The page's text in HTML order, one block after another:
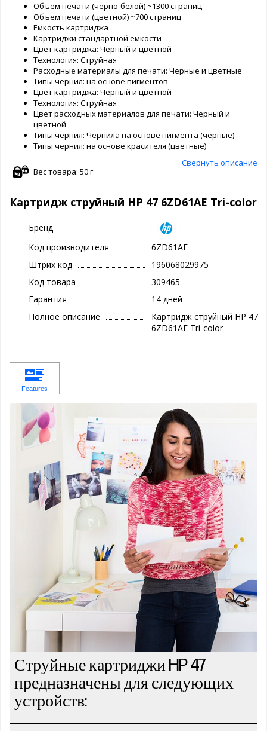
Объем печати (черно-белой) ~1300 страниц
Объем печати (цветной) ~700 страниц
Емкость картриджа
Картриджи стандартной емкости
Цвет картриджа: Черный и цветной
Технология: Струйная
Расходные материалы для печати: Черные и цветные
Типы чернил: на основе пигментов
Цвет картриджа: Черный и цветной
Технология: Струйная
Цвет расходных материалов для печати: Черный и
цветной
Типы чернил: Чернила на основе пигмента (черные)
Типы чернил: на основе красителя (цветные)
Свернуть описание
Вес товара: 50 г
Картридж струйный HP 47 6ZD61AE Tri-color
Бренд
Код производителя
6ZD61AE
Штрих код
196068029975
Код товара
309465
Гарантия
14 дней
Полное описание
Картридж струйный HP 47
6ZD61AE Tri-color
Струйные картриджи HP 47
предназначены для следующих
устройств: